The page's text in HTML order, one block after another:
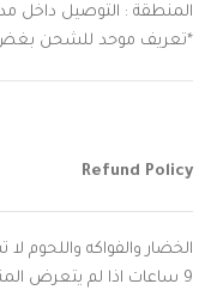
المنطقة : التوصيل داخل
*تعريف موحد للشحن بغض
Refund Policy
الخضار والفواكه واللحوم
9 ساعات اذا لم يتعرض المنتج للتلف